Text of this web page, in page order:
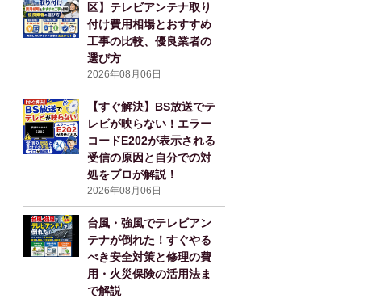
区】テレビアンテナ取り
付け費用相場とおすすめ
工事の比較、優良業者の
選び方
2026年08月06日
【すぐ解決】BS放送でテ
レビが映らない！エラー
コードE202が表示される
受信の原因と自分での対
処をプロが解説！
2026年08月06日
台風・強風でテレビアン
テナが倒れた！すぐやる
べき安全対策と修理の費
用・火災保険の活用法ま
で解説